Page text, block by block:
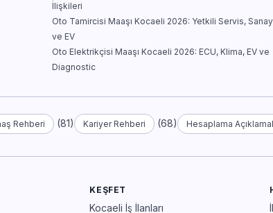
İlişkileri
Oto Tamircisi Maaşı Kocaeli 2026: Yetkili Servis,
ve EV
Oto Elektrikçisi Maaşı Kocaeli 2026: ECU, Klima, EV ve
Diagnostic
Rehberi (81) Kariyer Rehberi (68) Hesaplama
KEŞFET
Kocaeli İş İlanları